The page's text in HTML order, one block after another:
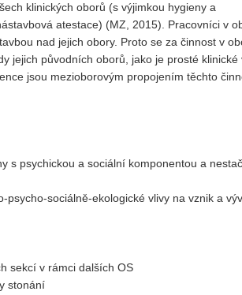
klinických oborů (s výjimkou hygieny a
atestace) (MZ, 2015). Pracovníci v
nad jejich obory. Proto se za činnost v
jejich původních oborů, jako je prosté klinické
jsou mezioborovým propojením těchto
s psychickou a sociální komponentou a
sociálně-ekologické vlivy na vznik a
sekcí v rámci dalších OS
stonání